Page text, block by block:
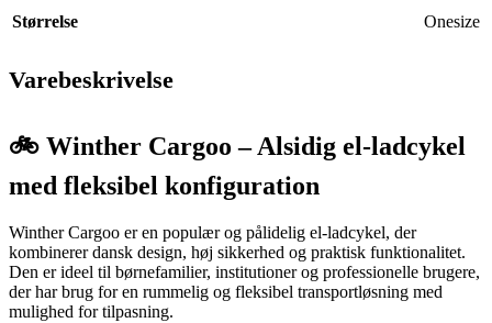
Størrelse Onesize
Varebeskrivelse
🚲 Winther Cargoo – Alsidig el-ladcykel
med fleksibel konfiguration
Winther Cargoo er en populær og pålidelig el-ladcykel, der
kombinerer dansk design, høj sikkerhed og praktisk funktionalitet.
Den er ideel til børnefamilier, institutioner og professionelle brugere,
der har brug for en rummelig og fleksibel transportløsning med
mulighed for tilpasning.